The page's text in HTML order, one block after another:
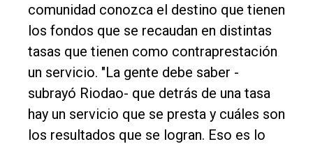
comunidad conozca el destino que tienen
los fondos que se recaudan en distintas
tasas que tienen como contraprestación
un servicio. "La gente debe saber -
subrayó Riodao- que detrás de una tasa
hay un servicio que se presta y cuáles son
los resultados que se logran. Eso es lo